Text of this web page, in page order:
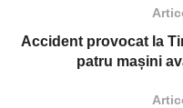
Accident provocat la
patru mașini